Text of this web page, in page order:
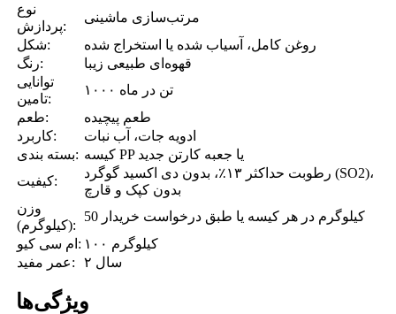
نوع
پردازش:
مرتب‌سازی ماشینی
شکل:
روغن کامل، آسیاب شده یا استخراج شده
رنگ:
قهوه‌ای طبیعی زیبا
توانایی
تامین:
۱۰۰۰ تن در ماه
طعم:
طعم پیچیده
کاربرد:
ادویه جات، آب نبات
بسته بندی:
کیسه PP یا جعبه کارتن جدید
کیفیت:
رطوبت حداکثر ۱۳٪، بدون دی اکسید گوگرد (SO2)،
بدون کپک و قارچ
وزن
(کیلوگرم):
50 کیلوگرم در هر کیسه یا طبق درخواست خریدار
ام سی کیو:
۱۰۰ کیلوگرم
عمر مفید:
۲ سال
ویژگی‌ها